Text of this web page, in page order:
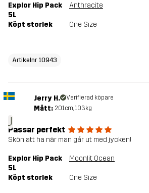
Explor Hip Pack
5L
Anthracite
Köpt storlek One Size
Artikelnr 10943
J
Jerry H. Verifierad köpare
Mått: 201cm, 103kg
Passar perfekt
Skön att ha när man går ut med jycken!
Explor Hip Pack
5L
Moonlit Ocean
Köpt storlek One Size